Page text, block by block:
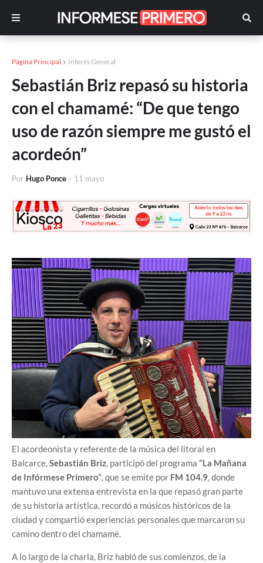
Página Principal Interés General
Sebastián Briz repasó su historia
con el chamamé: “De que tengo
uso de razón siempre me gustó el
acordeón”
Por Hugo Ponce - 11 mayo
El acordeonista y referente de la música del litoral en
Balcarce,Sebastián Briz, participó del programa “La Mañana
de Infórmese Primero”, que se emite por FM 104.9, donde
mantuvo una extensa entrevista en la que repasó gran parte
de su historia artística, recordó a músicos históricos de la
ciudad y compartió experiencias personales que marcaron su
camino dentro del chamamé.
A lo largo de la charla, Briz habló de sus comienzos, de la